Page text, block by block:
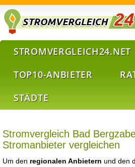
STROMVERGLEICH24.NET
TOP10-ANBIETER
STÄDTE
Stromvergleich Bad
Stromanbieter vergleichen
Um den regionalen Anbietern und den